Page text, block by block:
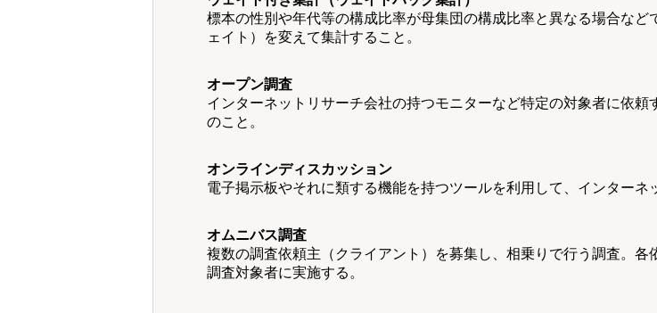
標本の性別や年代等の構成比率が母集団の構成比率と異なる場合な
ェイト）を変えて集計すること。
オープン調査
インターネットリサーチ会社の持つモニターなど特定の対象者に依
のこと。
オンラインディスカッション
電子掲示板やそれに類する機能を持つツールを利用して、インターネ
オムニバス調査
複数の調査依頼主（クライアント）を募集し、相乗りで行う調査。
調査対象者に実施する。